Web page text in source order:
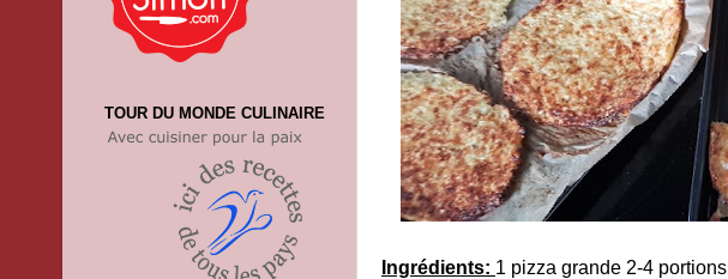
Ingrédients: 1 pizza grande 2-4 portions
TOUR DU MONDE CULINAIRE